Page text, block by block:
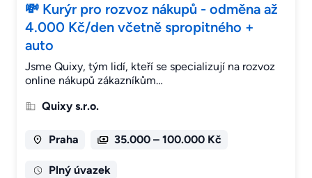
💸 Kurýr pro rozvoz nákupů - odměna až
4.000 Kč/den včetně spropitného +
auto
Jsme Quixy, tým lidí, kteří se specializují na rozvoz
online nákupů zákazníkům…
Quixy s.r.o.
Praha 35.000 – 100.000 Kč
Plný úvazek